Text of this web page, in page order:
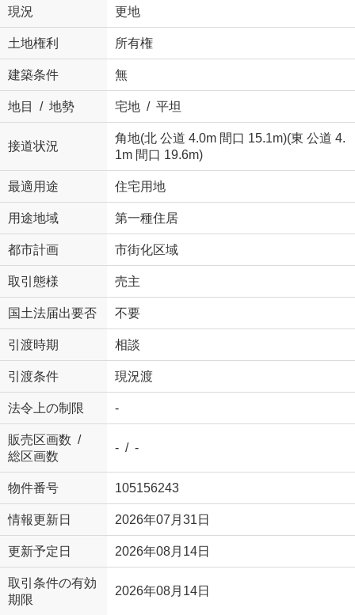
現況 更地
土地権利 所有権
建築条件 無
地目 / 地勢 宅地 / 平坦
接道状況
角地(北 公道 4.0m 間口 15.1m)(東 公道 4.
1m 間口 19.6m)
最適用途 住宅用地
用途地域 第一種住居
都市計画 市街化区域
取引態様 売主
国土法届出要否 不要
引渡時期 相談
引渡条件 現況渡
法令上の制限 -
販売区画数 /
総区画数
- / -
物件番号 105156243
情報更新日 2026年07月31日
更新予定日 2026年08月14日
取引条件の有効
期限
2026年08月14日